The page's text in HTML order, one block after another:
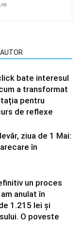
bate interesul
a transformat
pentru
de reflexe
ziua de 1 Mai:
în
un proces
anulat în
1.215 lei și
O poveste